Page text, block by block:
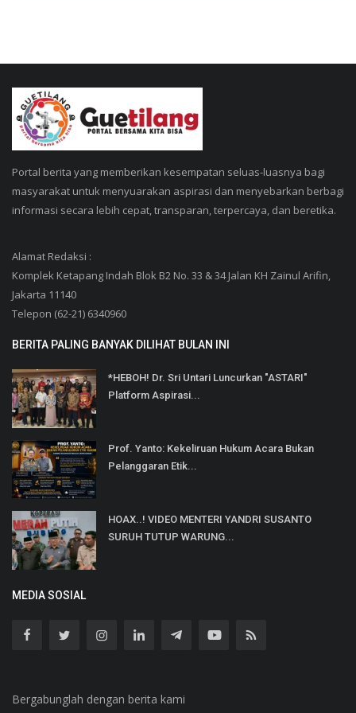
Portal berita yang memberikan kesempatan seluas-luasnya bagi
masyarakat untuk menyuarakan aspirasi dan menyebarkan berbagi
informasi secara lebih cepat, transparan, terpercaya, dan beretika.
Alamat Redaksi :
Komplek Ketapang Indah Blok B2 No. 33 & 34 Jalan KH Zainul Arifin,
Jakarta 11140
Telepon (62-21) 6340960
BERITA PALING BANYAK DILIHAT BULAN INI
*HEBOH! Dr. Sri Untari Luncurkan "ASTARI"
Platform Aspirasi...
Prof. Yanto: Kekeliruan Hukum Acara Bukan
Pelanggaran Etik...
HOAX..! VIDEO MENTERI YANDRI SUSANTO
SURUH TUTUP WARUNG...
MEDIA SOSIAL
Bergabunglah dengan berita kami